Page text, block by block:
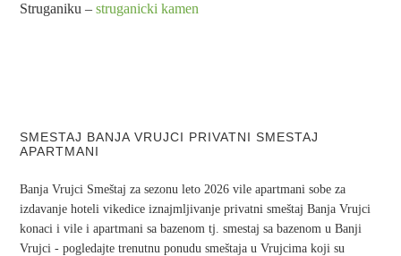
Struganiku –struganicki kamen
SMESTAJ BANJA VRUJCI PRIVATNI SMESTAJ
APARTMANI
Banja Vrujci Smeštaj za sezonu leto 2026 vile apartmani sobe za
izdavanje hoteli vikedice iznajmljivanje privatni smeštaj Banja Vrujci
konaci i vile i apartmani sa bazenom tj. smestaj sa bazenom u Banji
Vrujci - pogledajte trenutnu ponudu smeštaja u Vrujcima koji su